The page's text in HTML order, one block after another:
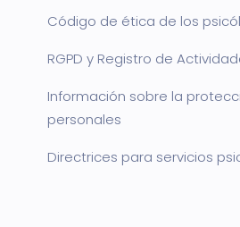
Código de ética de los
RGPD y Registro de
Información sobre la
personales
Directrices para servicios